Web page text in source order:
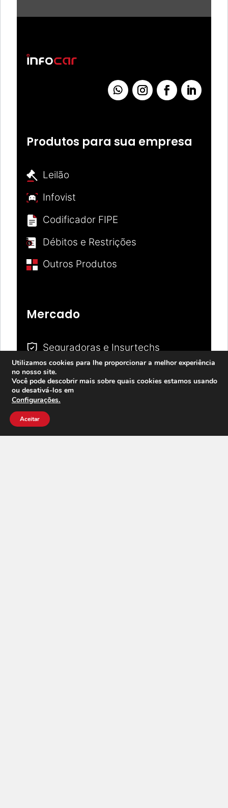
Produtos para sua empresa
Leilão
Infovist
Codificador FIPE
Débitos e Restrições
Outros Produtos
Mercado
Seguradoras e Insurtechs
Concessionárias e Revendas
Consórcios
Bancos e Fintechs
Locadoras
Utilizamos cookies para lhe proporcionar a melhor experiência
no nosso site.
Você pode descobrir mais sobre quais cookies estamos usando
ou desativá-los em
Configurações.
Aceitar